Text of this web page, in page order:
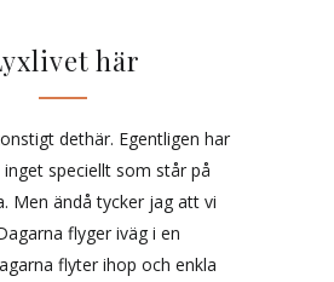
här
dethär. Egentligen har
speciellt som står på
Men ändå tycker jag att vi
flyger iväg i en
flyter ihop och enkla